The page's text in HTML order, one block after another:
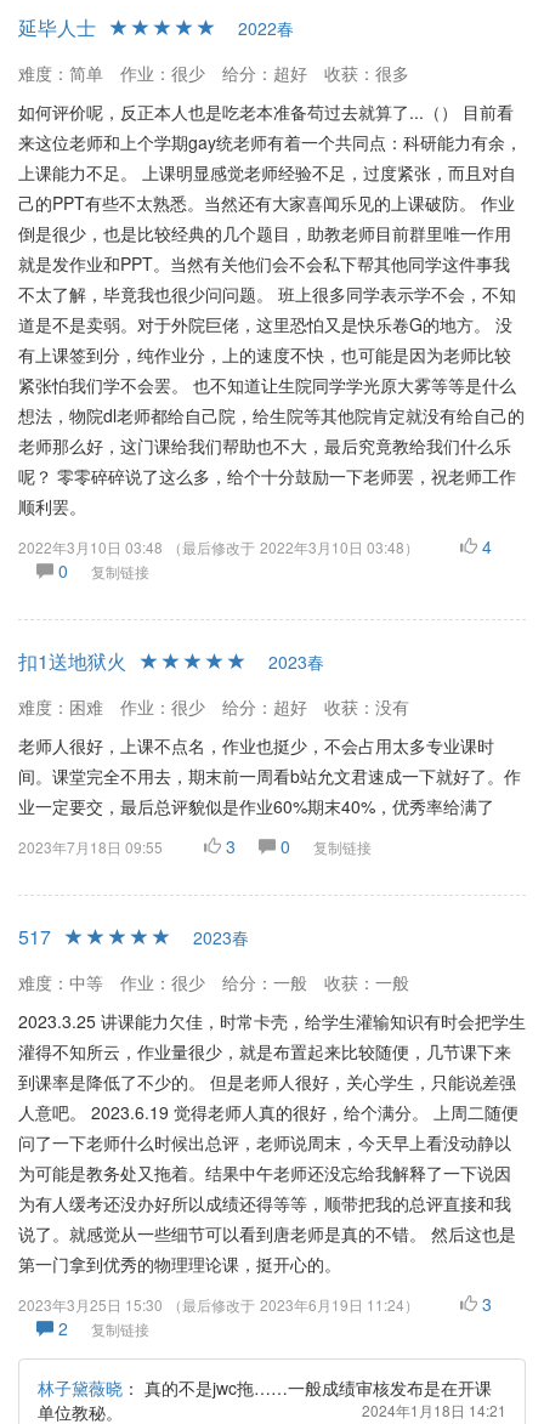
延毕人士
2022春
难度：简单
作业：很少 给分：超好
收获：很多
如何评价呢，反正本人也是吃老本准备苟过去就算了...（） 目前看
来这位老师和上个学期gay统老师有着一个共同点：科研能力有余，
上课能力不足。 上课明显感觉老师经验不足，过度紧张，而且对自
己的PPT有些不太熟悉。当然还有大家喜闻乐见的上课破防。 作业
倒是很少，也是比较经典的几个题目，助教老师目前群里唯一作用
就是发作业和PPT。当然有关他们会不会私下帮其他同学这件事我
不太了解，毕竟我也很少问问题。 班上很多同学表示学不会，不知
道是不是卖弱。对于外院巨佬，这里恐怕又是快乐卷G的地方。 没
有上课签到分，纯作业分，上的速度不快，也可能是因为老师比较
紧张怕我们学不会罢。 也不知道让生院同学学光原大雾等等是什么
想法，物院dl老师都给自己院，给生院等其他院肯定就没有给自己的
老师那么好，这门课给我们帮助也不大，最后究竟教给我们什么乐
呢？ 零零碎碎说了这么多，给个十分鼓励一下老师罢，祝老师工作
顺利罢。
2022年3月10日 03:48 （最后修改于 2022年3月10日 03:48）
4
0
复制链接
扣1送地狱火
2023春
难度：困难
作业：很少 给分：超好
收获：没有
老师人很好，上课不点名，作业也挺少，不会占用太多专业课时
间。课堂完全不用去，期末前一周看b站允文君速成一下就好了。作
业一定要交，最后总评貌似是作业60%期末40%，优秀率给满了
2023年7月18日 09:55 3 0 复制链接
517
2023春
难度：中等
作业：很少 给分：一般
收获：一般
2023.3.25 讲课能力欠佳，时常卡壳，给学生灌输知识有时会把学生
灌得不知所云，作业量很少，就是布置起来比较随便，几节课下来
到课率是降低了不少的。 但是老师人很好，关心学生，只能说差强
人意吧。 2023.6.19 觉得老师人真的很好，给个满分。 上周二随便
问了一下老师什么时候出总评，老师说周末，今天早上看没动静以
为可能是教务处又拖着。结果中午老师还没忘给我解释了一下说因
为有人缓考还没办好所以成绩还得等等，顺带把我的总评直接和我
说了。就感觉从一些细节可以看到唐老师是真的不错。 然后这也是
第一门拿到优秀的物理理论课，挺开心的。
2023年3月25日 15:30 （最后修改于 2023年6月19日 11:24）
3
2
复制链接
林子黛薇晓 ： 真的不是jwc拖……一般成绩审核发布是在开课
单位教秘。
2024年1月18日 14:21